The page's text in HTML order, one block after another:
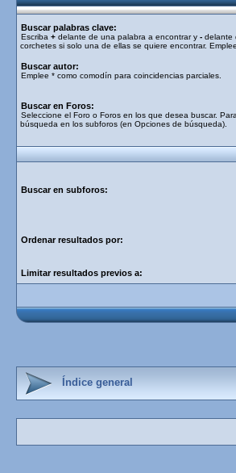
Buscar palabras clave:
Escriba + delante de una palabra a encontrar y - delante
corchetes si solo una de ellas se quiere encontrar. Emplee
Buscar autor:
Emplee * como comodín para coincidencias parciales.
Buscar en Foros:
Seleccione el Foro o Foros en los que desea buscar.
búsqueda en los subforos (en Opciones de búsqueda).
Buscar en subforos:
Ordenar resultados por:
Limitar resultados previos a:
Índice general